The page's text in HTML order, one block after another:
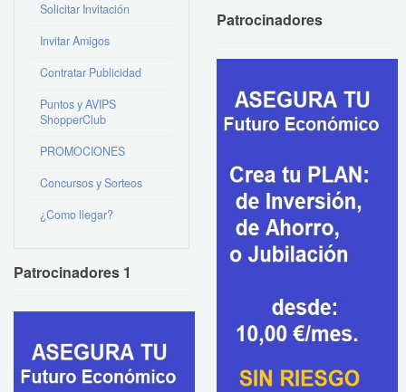
Solicitar Invitación
Invitar Amigos
Contratar Publicidad
Puntos y AVIPS
ShopperClub
PROMOCIONES
Concursos y Sorteos
¿Como llegar?
Patrocinadores 1
Patrocinadores